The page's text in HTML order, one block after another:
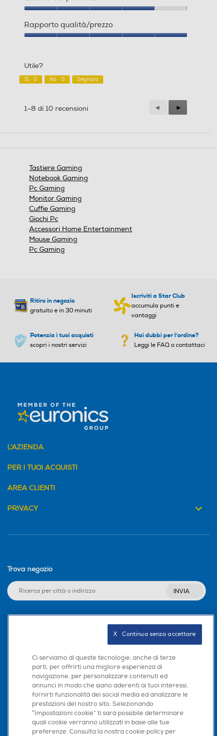
del
prodotto,
Rapporto qualità/prezzo
su
5
Utile?
Sì · 0 No · 0 Segnala
1–8 di 10 recensioni
Precedente
Reviews
◄
Successiva
Reviews
►
Tastiere Gaming
Notebook Gaming
Pc Gaming
Monitor Gaming
Cuffie Gaming
Giochi Pc
Accessori Home Entertainment
Mouse Gaming
Pc Gaming
Ritiro in negozio
gratuito e in 30 minuti
Iscriviti a Star Club
accumula punti e
vantaggi
Potenzia i tuoi acquisti
scopri i nostri servizi
Hai dubbi per l'ordine?
Leggi le FAQ o contattaci
L'AZIENDA
PER I TUOI ACQUISTI
AREA CLIENTI
PRIVACY
Trova negozio
INVIA
Scarica la nostra app
Ci serviamo di queste tecnologie, anche di terze
parti, per offrirti una migliore esperienza di
navigazione, per personalizzare contenuti ed
annunci in modo che siano aderenti ai tuoi interessi,
fornirti funzionalità dei social media ed analizzare le
prestazioni del nostro sito. Selezionando
“Impostazioni cookie” ti sarà possibile determinare
quali cookie verranno utilizzati in base alle tue
preferenze. Consulta la nostra cookie policy per
X   Continua senza accettare